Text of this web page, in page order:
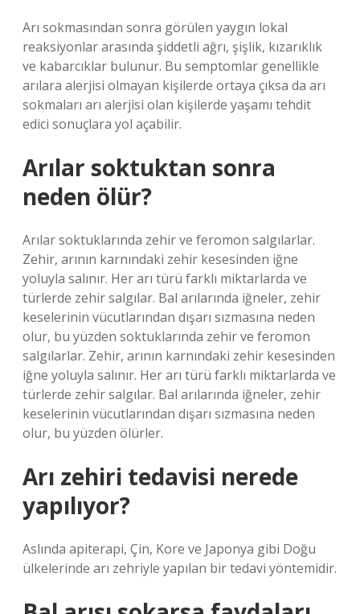
Arı sokmasından sonra görülen yaygın lokal
reaksiyonlar arasında şiddetli ağrı, şişlik, kızarıklık
ve kabarcıklar bulunur. Bu semptomlar genellikle
arılara alerjisi olmayan kişilerde ortaya çıksa da arı
sokmaları arı alerjisi olan kişilerde yaşamı tehdit
edici sonuçlara yol açabilir.
Arılar soktuktan sonra
neden ölür?
Arılar soktuklarında zehir ve feromon salgılarlar.
Zehir, arının karnındaki zehir kesesinden iğne
yoluyla salınır. Her arı türü farklı miktarlarda ve
türlerde zehir salgılar. Bal arılarında iğneler, zehir
keselerinin vücutlarından dışarı sızmasına neden
olur, bu yüzden soktuklarında zehir ve feromon
salgılarlar. Zehir, arının karnındaki zehir kesesinden
iğne yoluyla salınır. Her arı türü farklı miktarlarda ve
türlerde zehir salgılar. Bal arılarında iğneler, zehir
keselerinin vücutlarından dışarı sızmasına neden
olur, bu yüzden ölürler.
Arı zehiri tedavisi nerede
yapılıyor?
Aslında apiterapi, Çin, Kore ve Japonya gibi Doğu
ülkelerinde arı zehriyle yapılan bir tedavi yöntemidir.